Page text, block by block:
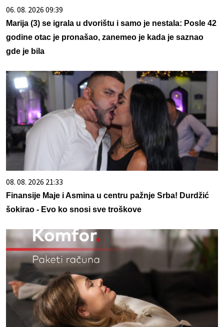
06. 08. 2026 09:39
Marija (3) se igrala u dvorištu i samo je nestala: Posle 42
godine otac je pronašao, zanemeo je kada je saznao
gde je bila
08. 08. 2026 21:33
Finansije Maje i Asmina u centru pažnje Srba! Durdžić
šokirao - Evo ko snosi sve troškove